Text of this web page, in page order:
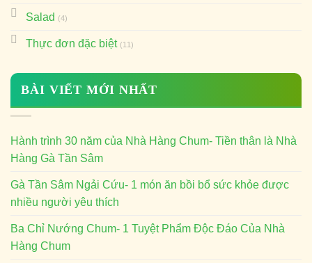
Salad (4)
Thực đơn đặc biệt (11)
BÀI VIẾT MỚI NHẤT
Hành trình 30 năm của Nhà Hàng Chum- Tiền thân là Nhà
Hàng Gà Tần Sâm
Gà Tần Sâm Ngải Cứu- 1 món ăn bồi bổ sức khỏe được
nhiều người yêu thích
Ba Chỉ Nướng Chum- 1 Tuyệt Phẩm Độc Đáo Của Nhà
Hàng Chum